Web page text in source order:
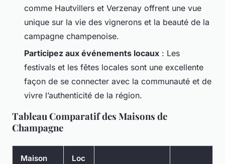
comme Hautvillers et Verzenay offrent une vue
unique sur la vie des vignerons et la beauté de la
campagne champenoise.
Participez aux événements locaux : Les
festivals et les fêtes locales sont une excellente
façon de se connecter avec la communauté et de
vivre l’authenticité de la région.
Tableau Comparatif des Maisons de
Champagne
Maison
Loc